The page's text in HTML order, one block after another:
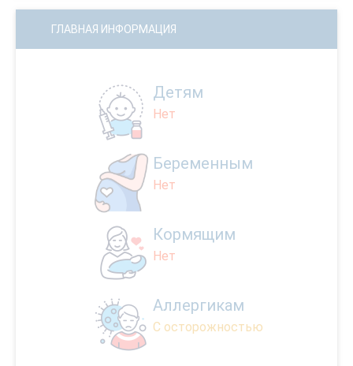
ГЛАВНАЯ ИНФОРМАЦИЯ
Детям
Нет
Беременным
Нет
Кормящим
Нет
Аллергикам
С осторожностью